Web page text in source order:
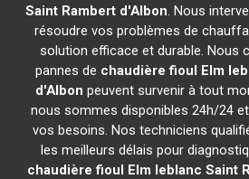
Saint Rambert d'Albon. Nous
résoudre vos problèmes de
solution efficace et durable. Nous
pannes de chaudière fioul Elm
d'Albon peuvent survenir à tout
nous sommes disponibles 24h/24
vos besoins. Nos techniciens
les meilleurs délais pour
chaudière fioul Elm leblanc Saint